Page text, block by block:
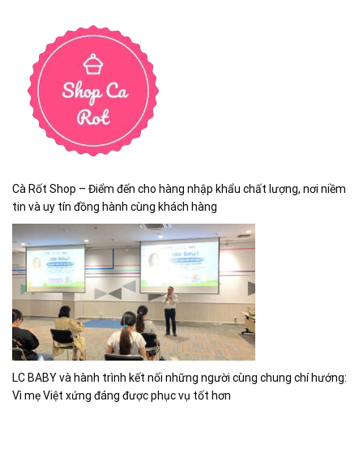
Cà Rốt Shop – Điểm đến cho hàng nhập khẩu chất lượng, nơi niềm
tin và uy tín đồng hành cùng khách hàng
LC BABY và hành trình kết nối những người cùng chung chí hướng:
Vì mẹ Việt xứng đáng được phục vụ tốt hơn